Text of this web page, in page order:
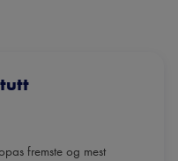
fremste og mest